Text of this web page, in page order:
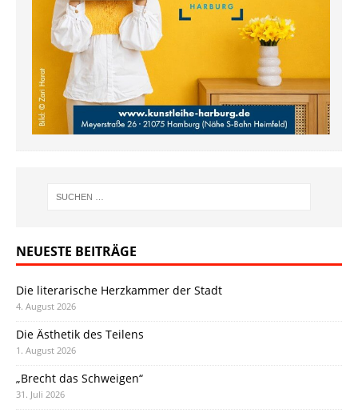
NEUESTE BEITRÄGE
Die literarische Herzkammer der Stadt
4. August 2026
Die Ästhetik des Teilens
1. August 2026
„Brecht das Schweigen“
31. Juli 2026